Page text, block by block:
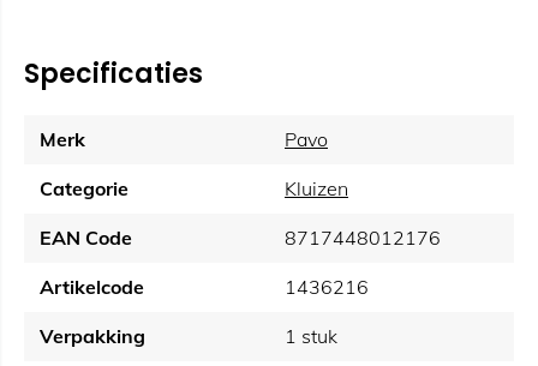
Specificaties
Merk Pavo
Categorie Kluizen
EAN Code 8717448012176
Artikelcode 1436216
Verpakking 1 stuk